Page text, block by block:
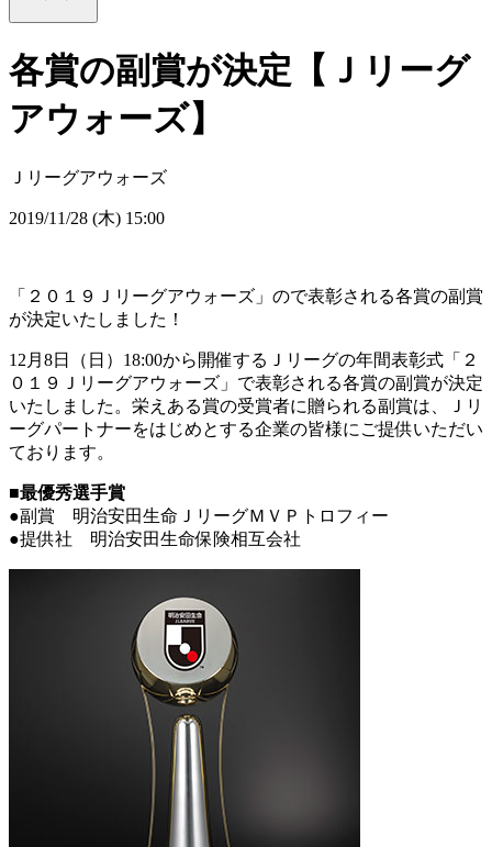
各賞の副賞が決定【Ｊリーグ
アウォーズ】
Ｊリーグアウォーズ
2019/11/28 (木) 15:00
「２０１９Ｊリーグアウォーズ」ので表彰される各賞の副賞
が決定いたしました！
12月8日（日）18:00から開催するＪリーグの年間表彰式「２
０１９Ｊリーグアウォーズ」で表彰される各賞の副賞が決定
いたしました。栄えある賞の受賞者に贈られる副賞は、Ｊリ
ーグパートナーをはじめとする企業の皆様にご提供いただい
ております。
■最優秀選手賞
●副賞 明治安田生命ＪリーグＭＶＰトロフィー
●提供社 明治安田生命保険相互会社